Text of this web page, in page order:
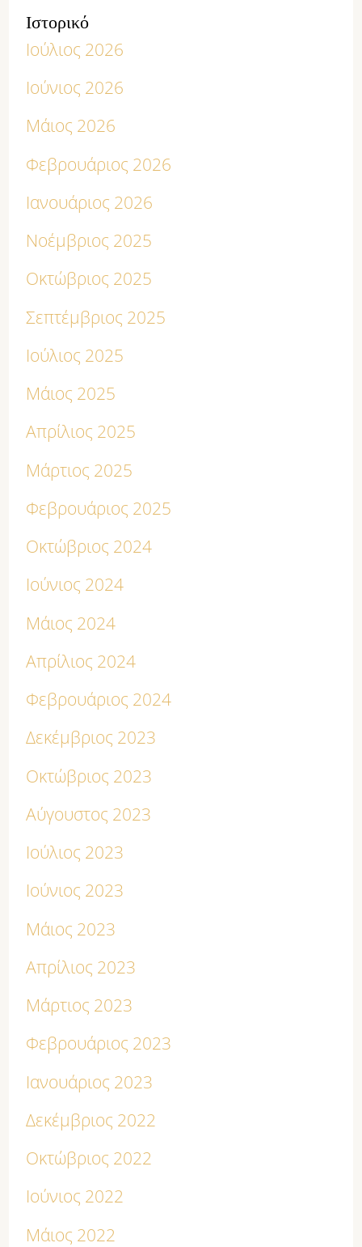
Ιστορικό
Ιούλιος 2026
Ιούνιος 2026
Μάιος 2026
Φεβρουάριος 2026
Ιανουάριος 2026
Νοέμβριος 2025
Οκτώβριος 2025
Σεπτέμβριος 2025
Ιούλιος 2025
Μάιος 2025
Απρίλιος 2025
Μάρτιος 2025
Φεβρουάριος 2025
Οκτώβριος 2024
Ιούνιος 2024
Μάιος 2024
Απρίλιος 2024
Φεβρουάριος 2024
Δεκέμβριος 2023
Οκτώβριος 2023
Αύγουστος 2023
Ιούλιος 2023
Ιούνιος 2023
Μάιος 2023
Απρίλιος 2023
Μάρτιος 2023
Φεβρουάριος 2023
Ιανουάριος 2023
Δεκέμβριος 2022
Οκτώβριος 2022
Ιούνιος 2022
Μάιος 2022